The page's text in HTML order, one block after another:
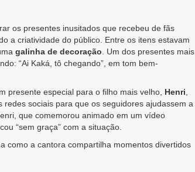
os presentes inusitados que recebeu de fãs
a criatividade do público. Entre os itens estavam
galinha de decoração . Um dos presentes mais
“Ai Kaká, tô chegando”, em tom bem-
presente especial para o filho mais velho, Henri
sociais para que os seguidores ajudassem a
que comemorou animado em um vídeo
“sem graça” com a situação.
como a cantora compartilha momentos divertidos